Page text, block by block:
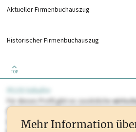
Aktueller Firmenbuchauszug
Historischer Firmenbuchauszug
TOP
PLUS Inhalte
Für dieses Profil gibt es zusätzliche
Sie momentan nicht einsehen können.
oder loggen Sie sich ein um diese Inhalte zu
Mehr Information